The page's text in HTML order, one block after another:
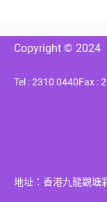
Copyright © 2024
Tel : 2310 0440Fax :
地址：香港九龍觀塘